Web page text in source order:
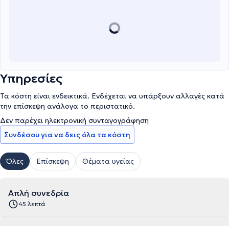
Υπηρεσίες
Τα κόστη είναι ενδεικτικά. Ενδέχεται να υπάρξουν αλλαγές κατά
την επίσκεψη ανάλογα το περιστατικό.
Δεν παρέχει ηλεκτρονική συνταγογράφηση
Συνδέσου για να δεις όλα τα κόστη
Όλες Επίσκεψη Θέματα υγείας
Απλή συνεδρία
45 λεπτά